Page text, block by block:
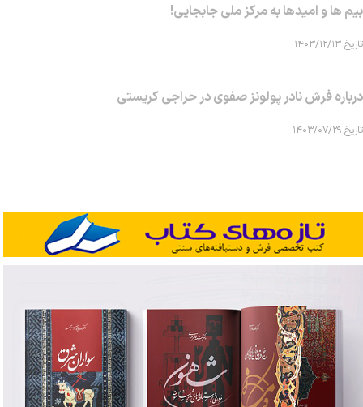
بیم ها و امیدها به مرکز ملی جابجایی!
تاریخ ۱۴۰۳/۱۲/۱۳
درباره فرش نادر پولونز صفوی در حراجی کریستی
تاریخ ۱۴۰۳/۰۷/۲۹